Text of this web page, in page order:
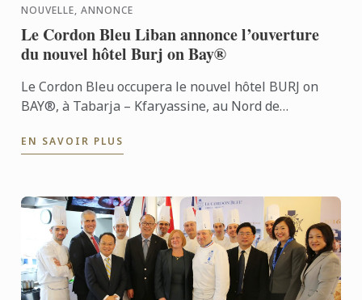
NOUVELLE, ANNONCE
Le Cordon Bleu Liban annonce l’ouverture
du nouvel hôtel Burj on Bay®
Le Cordon Bleu occupera le nouvel hôtel BURJ on
BAY®, à Tabarja – Kfaryassine, au Nord de
HORECA, un ...
EN SAVOIR PLUS